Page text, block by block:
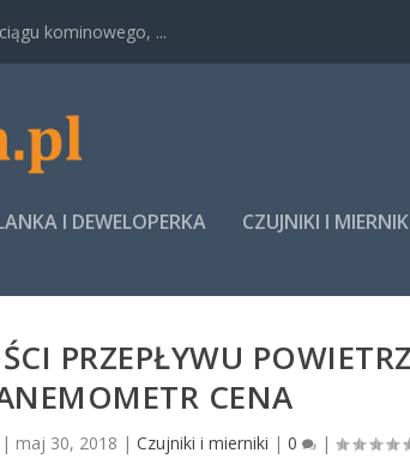
kominowego, ...
I DEWELOPERKA CZUJNIKI I
PRZEPŁYWU
CENA
| maj 30, 2018 | Czujniki i mierniki | 0 |